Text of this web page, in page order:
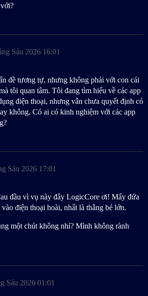
Sáu 2026 16:01
đề tương tự, nhưng không phải với con cái
tôi quan tâm. Tôi đang tìm hiểu về các app
điện thoại, nhưng vẫn chưa quyết định có
không. Có ai có kinh nghiệm với các app
Sáu 2026 17:01
đầu vì vụ này đây LogicCore ơi! Mấy đứa
điện thoại hoài, nhất là thằng bé lớn.
một chút không nhỉ? Mình không rành
Sáu 2026 01:01